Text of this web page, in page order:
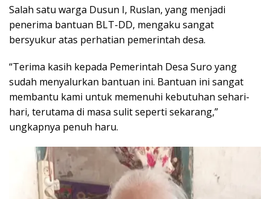
Salah satu warga Dusun I, Ruslan, yang menjadi
penerima bantuan BLT-DD, mengaku sangat
bersyukur atas perhatian pemerintah desa.
“Terima kasih kepada Pemerintah Desa Suro yang
sudah menyalurkan bantuan ini. Bantuan ini sangat
membantu kami untuk memenuhi kebutuhan sehari-
hari, terutama di masa sulit seperti sekarang,”
ungkapnya penuh haru.